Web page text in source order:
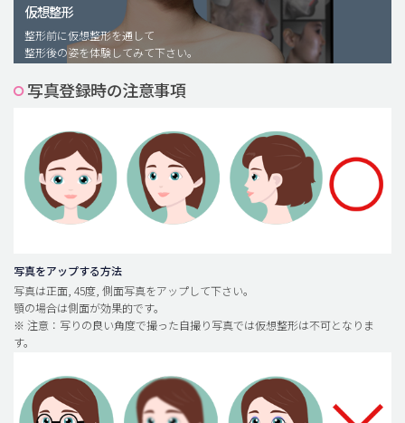
脂肪注入(アンチエイジング)
豊胸手術・バストアップ
プチ整形
メンズ整形
idリアルストーリー
idニュース
安全整形
料金一覧
ご相談のお問い合わせ
仮想整形
整形前に仮想整形を通して
整形後の姿を体験してみて下さい。
写真登録時の注意事項
写真をアップする方法
写真は正面, 45度, 側面写真をアップして下さい。
顎の場合は側面が効果的です。
※ 注意：写りの良い角度で撮った自撮り写真では仮想整形は不可となりま
す。